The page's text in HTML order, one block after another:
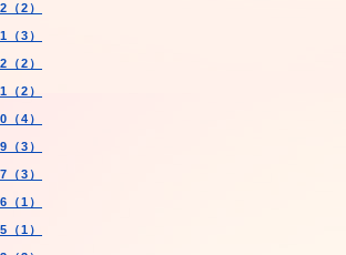
（2）
（3）
（2）
（2）
（4）
（3）
（3）
（1）
（1）